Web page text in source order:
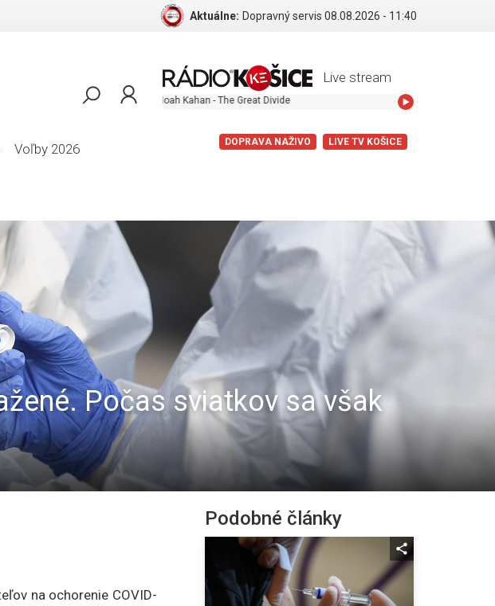
Aktuálne: Dopravný servis 08.08.2026 - 11:40
Voľby 2026
Live stream
Noah Kahan - The Great Divide
DOPRAVA NAŽIVO LIVE TV KOŠICE
Počas sviatkov sa však
na ochorenie COVID-
Podobné články